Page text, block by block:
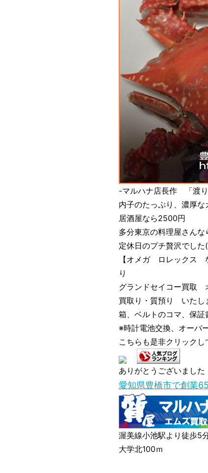
-マルハナ店長作 「渡
内子のたっぷり、濃厚
居酒屋なら2500円
多分東京の料理屋さん
定休日のプチ贅沢でした
【オメガ ロレックス
り
グランドセイコー買
買取り・質預り いたし
箱、ベルトのコマ、保証
※時計電池交換、オーバ
こちらも是非クリック
ありがとうございました
愛知県豊橋市で創業
渥美線小池駅より徒歩
大学北100ｍ